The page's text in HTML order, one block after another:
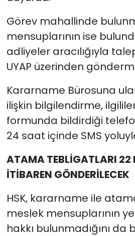
Görev mahallinde
mensuplarının ise
adliyeler aracılığıyla
UYAP üzerinden
Kararname Bürosuna
ilişkin bilgilendirme,
formunda bildirdiği
24 saat içinde SMS
ATAMA TEBLİGATLARI 22
İTİBAREN GÖNDERİLECEK
HSK, kararname ile
meslek mensuplarının
hakkı bulunmadığını da